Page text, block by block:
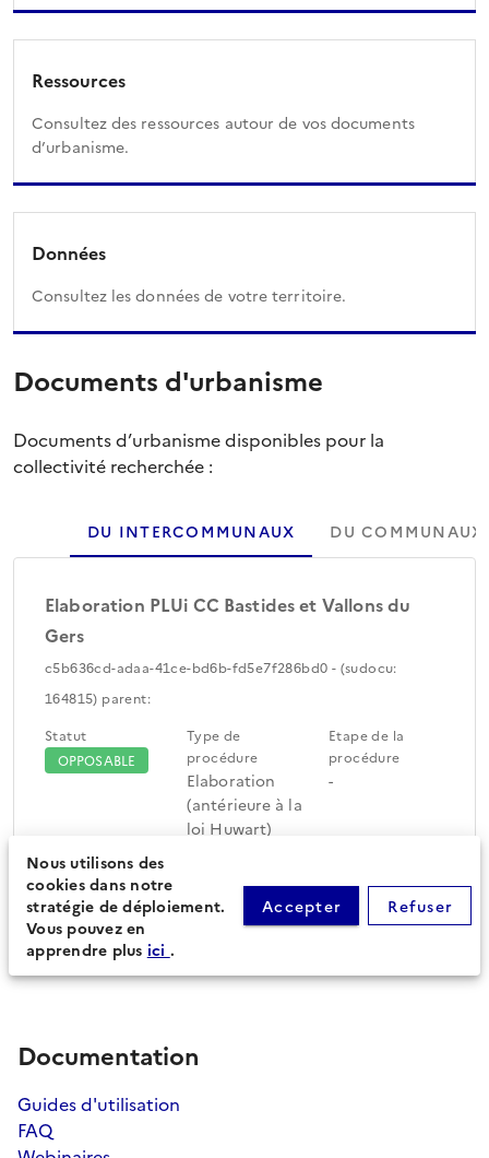
Ressources
Consultez des ressources autour de vos documents
d’urbanisme.
Données
Consultez les données de votre territoire.
Documents d'urbanisme
Documents d’urbanisme disponibles pour la
collectivité recherchée :
DU INTERCOMMUNAUX DU COMMUNAUX
Elaboration PLUi CC Bastides et Vallons du
Gers
c5b636cd-adaa-41ce-bd6b-fd5e7f286bd0 - (sudocu:
164815) parent:
Statut
OPPOSABLE
Type de
procédure
Elaboration
(antérieure à la
loi Huwart)
Etape de la
procédure
-
Périmètre du document
d'urbanisme (30)
Feuille de route
Documentation
Guides d'utilisation
FAQ
Nous utilisons des
cookies dans notre
stratégie de déploiement.
Vous pouvez en
apprendre plus ici .
Accepter Refuser